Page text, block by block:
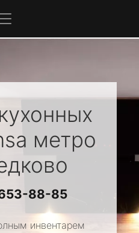
метро
88-85
инвентарем